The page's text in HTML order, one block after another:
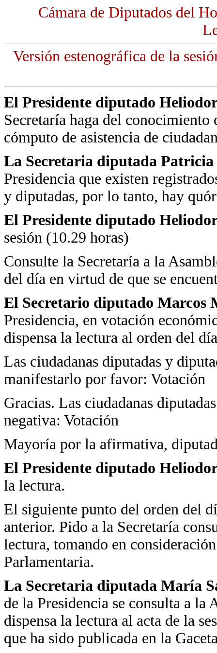
Cámara de Diputados del
Versión estenográfica de la
El Presidente diputado
Secretaría haga del conocimiento
cómputo de asistencia de
La Secretaria diputada
Presidencia que existen
y diputadas, por lo tanto, hay
El Presidente diputado
sesión (10.29 horas)
Consulte la Secretaría a la
del día en virtud de que se
El Secretario diputado Marcos
Presidencia, en votación
dispensa la lectura al orden del
Las ciudadanas diputadas y
manifestarlo por favor: Votación
Gracias. Las ciudadanas
negativa: Votación
Mayoría por la afirmativa,
El Presidente diputado
la lectura.
El siguiente punto del orden del
anterior. Pido a la Secretaría
lectura, tomando en
Parlamentaria.
La Secretaria diputada María
de la Presidencia se consulta a la
dispensa la lectura al acta de la
que ha sido publicada en la